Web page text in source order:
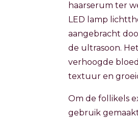
haarserum ter
LED lamp
aangebracht
de ultrasoon.
verhoogde
textuur en
Om de follikels
gebruik